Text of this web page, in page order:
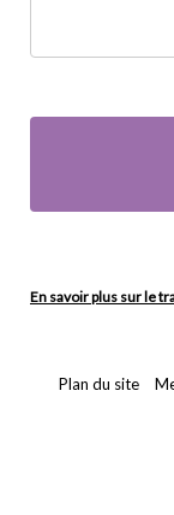
En savoir plus sur le
Plan du site